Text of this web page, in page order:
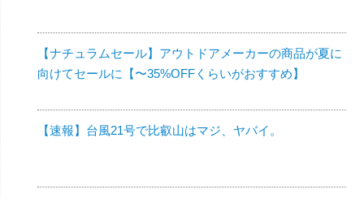
【ナチュラムセール】アウトドアメーカーの商品が夏に
向けてセールに【〜35%OFFくらいがおすすめ】
【速報】台風21号で比叡山はマジ、ヤバイ。